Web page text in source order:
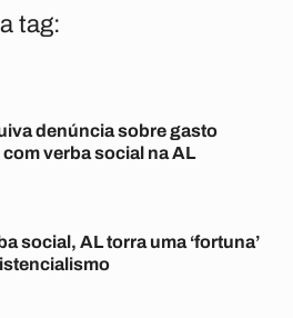
tag:
denúncia sobre gasto
verba social na AL
social, AL torra uma ‘fortuna’